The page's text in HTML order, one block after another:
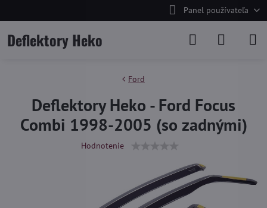
Panel používateľa
Deflektory Heko
Ford
Deflektory Heko - Ford Focus
Combi 1998-2005 (so zadnými)
Hodnotenie